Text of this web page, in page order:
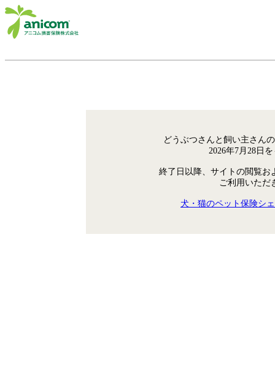
どうぶつさんと飼い主さん
2026年7月28日
終了日以降、サイトの閲覧お
ご利用いただ
犬・猫のペット保険シ